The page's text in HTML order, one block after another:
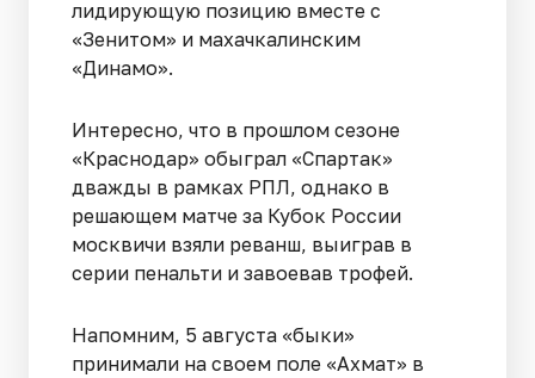
лидирующую позицию вместе с
«Зенитом» и махачкалинским
«Динамо».
Интересно, что в прошлом сезоне
«Краснодар» обыграл «Спартак»
дважды в рамках РПЛ, однако в
решающем матче за Кубок России
москвичи взяли реванш, выиграв в
серии пенальти и завоевав трофей.
Напомним, 5 августа «быки»
принимали на своем поле «Ахмат» в